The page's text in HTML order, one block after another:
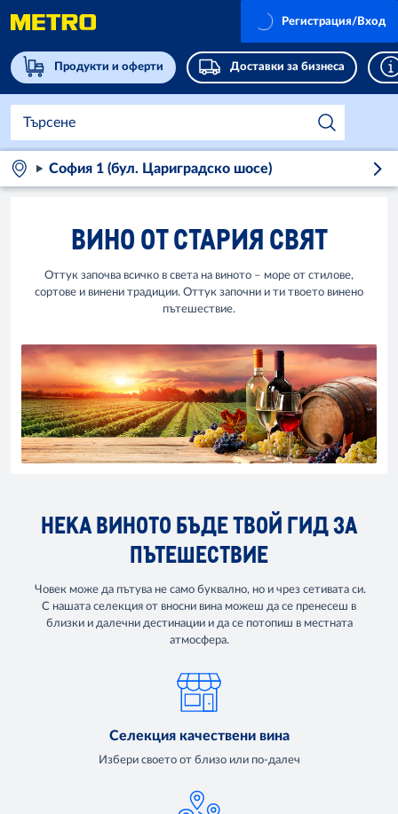
Продукти и оферти Доставки за бизнеса
Регистрация/Вход
София 1 (бул. Цариградско шосе)
ВИНО ОТ СТАРИЯ СВЯТ
Оттук започва всичко в света на виното – море от стилове,
сортове и винени традиции. Оттук започни и ти твоето винено
пътешествие.
НЕКА ВИНОТО БЪДЕ ТВОЙ ГИД ЗА
ПЪТЕШЕСТВИЕ
Човек може да пътува не само буквално, но и чрез сетивата си.
С нашата селекция от вносни вина можеш да се пренесеш в
близки и далечни дестинации и да се потопиш в местната
атмосфера.
Селекция качествени вина
Избери своето от близо или по-далеч